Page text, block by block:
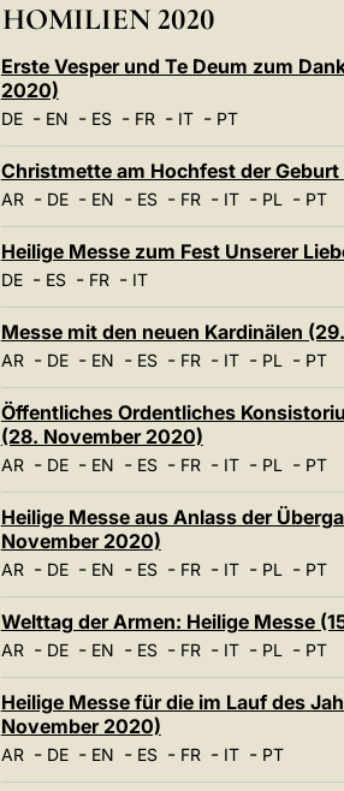
HOMILIEN 2020
Erste Vesper und Te Deum zum
2020)
DE- EN - ES- FR- IT- PT
Christmette am Hochfest der
AR- DE- EN - ES- FR- IT- PL- PT
Heilige Messe zum Fest Unserer
DE- ES- FR- IT
Messe mit den neuen Kardinälen
AR- DE- EN - ES- FR- IT- PL- PT
Öffentliches Ordentliches
(28. November 2020)
AR- DE- EN - ES- FR- IT- PL- PT
Heilige Messe aus Anlass der
November 2020)
AR- DE- EN - ES- FR- IT- PL- PT
Welttag der Armen: Heilige Messe
AR- DE- EN - ES- FR- IT- PL- PT
Heilige Messe für die im Lauf des
November 2020)
AR- DE- EN - ES- FR- IT- PT